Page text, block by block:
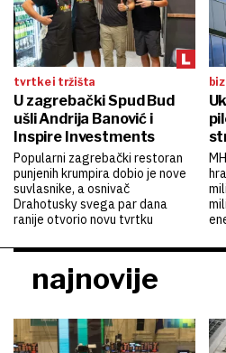
tvrtke i tržišta
U zagrebački Spud Bud
ušli Andrija Banović i
Inspire Investments
Popularni zagrebački restoran
punjenih krumpira dobio je nove
suvlasnike, a osnivač
Drahotusky svega par dana
ranije otvorio novu tvrtku
najnovije